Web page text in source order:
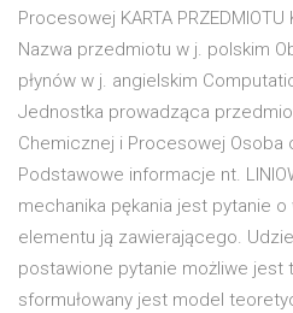
Procesowej KARTA
Nazwa przedmiotu w j. polskim
płynów w j. angielskim
Jednostka prowadząca
Chemicznej i Procesowej Osoba
Podstawowe informacje nt.
mechanika pękania jest pytanie
elementu ją zawierającego.
postawione pytanie możliwe jest
sformułowany jest model